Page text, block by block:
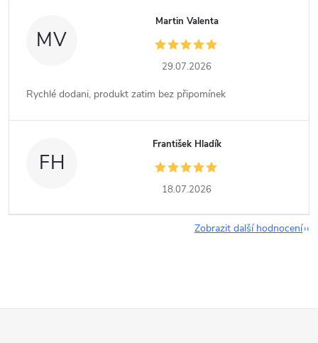
MV
Martin Valenta
29.07.2026
Rychlé dodani, produkt zatim bez připomínek
FH
František Hladík
18.07.2026
Zobrazit další hodnocení